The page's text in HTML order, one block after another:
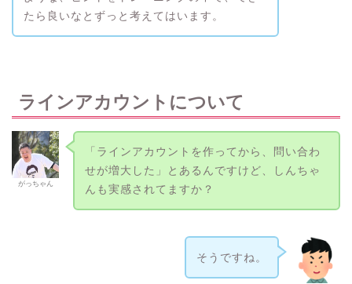
たら良いなとずっと考えてはいます。
ラインアカウントについて
がっちゃん
「ラインアカウントを作ってから、問い合わ
せが増大した」とあるんですけど、しんちゃ
んも実感されてますか？
そうですね。